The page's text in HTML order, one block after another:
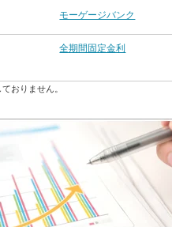
モーゲージバンク
全期間固定金利
おりません。